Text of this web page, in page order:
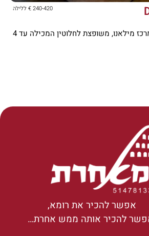
240-420 € ללילה
דירת נופש אלגנטית במרכז מילאנו, משופצת לחלוטין המכילה עד 4
להכיר את רומא,
אותה ממש אחרת…